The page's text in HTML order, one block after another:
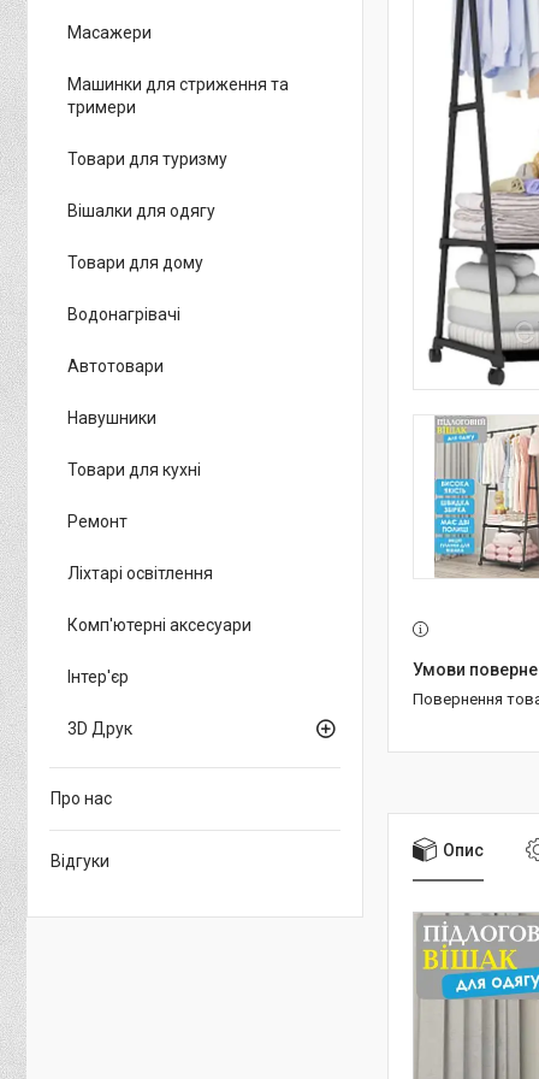
повернення
Опис
Масажери
Машинки для стриження та
тримери
Товари для туризму
Вішалки для одягу
Товари для дому
Водонагрівачі
Автотовари
Навушники
Товари для кухні
Ремонт
Ліхтарі освітлення
Комп'ютерні аксесуари
Інтер'єр
3D Друк
Про нас
Відгуки